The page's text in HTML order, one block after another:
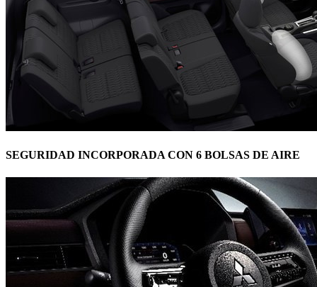
SEGURIDAD INCORPORADA CON 6 BOLSAS DE AIRE